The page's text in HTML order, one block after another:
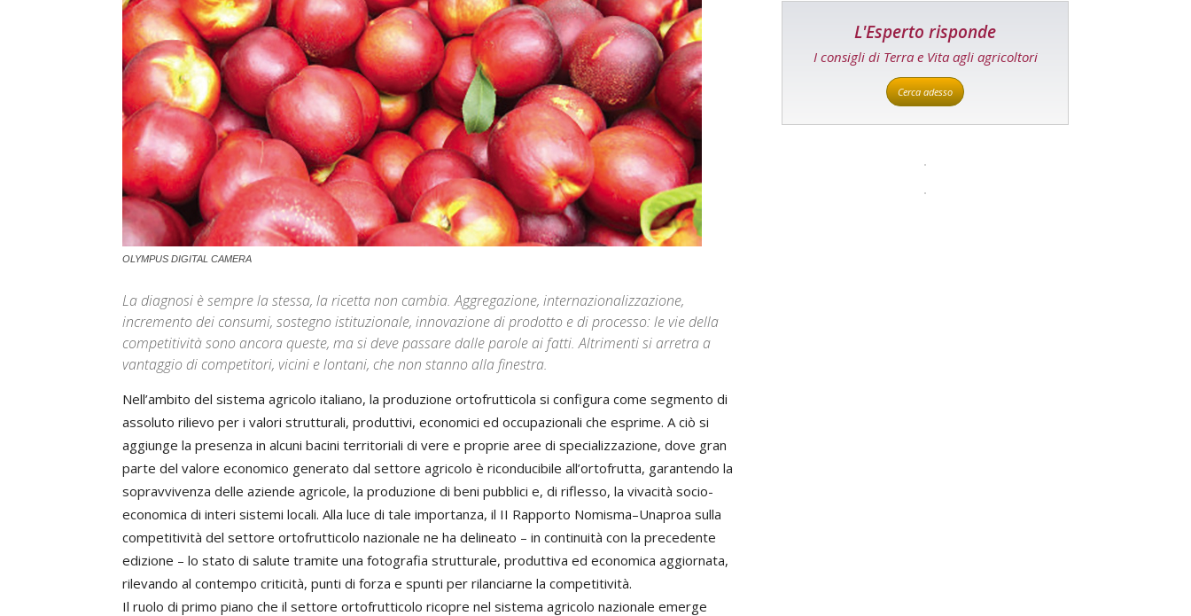
OLYMPUS DIGITAL CAMERA
La diagnosi è sempre la stessa, la ricetta non cambia. Aggregazione, internazionalizzazione,
incremento dei consumi, sostegno istituzionale, innovazione di prodotto e di processo: le vie della
competitività sono ancora queste, ma si deve passare dalle parole ai fatti. Altrimenti si arretra a
vantaggio di competitori, vicini e lontani, che non stanno alla finestra.
Nell’ambito del sistema agricolo italiano, la produzione ortofrutticola si configura come segmento di
assoluto rilievo per i valori strutturali, produttivi, economici ed occupazionali che esprime. A ciò si
aggiunge la presenza in alcuni bacini territoriali di vere e proprie aree di specializzazione, dove gran
parte del valore economico generato dal settore agricolo è riconducibile all’ortofrutta, garantendo la
sopravvivenza delle aziende agricole, la produzione di beni pubblici e, di riflesso, la vivacità socio-
economica di interi sistemi locali. Alla luce di tale importanza, il II Rapporto Nomisma–Unaproa sulla
competitività del settore ortofrutticolo nazionale ne ha delineato – in continuità con la precedente
edizione – lo stato di salute tramite una fotografia strutturale, produttiva ed economica aggiornata,
rilevando al contempo criticità, punti di forza e spunti per rilanciarne la competitività.
Il ruolo di primo piano che il settore ortofrutticolo ricopre nel sistema agricolo nazionale emerge
L'Esperto risponde
I consigli di Terra e Vita agli agricoltori
Cerca adesso